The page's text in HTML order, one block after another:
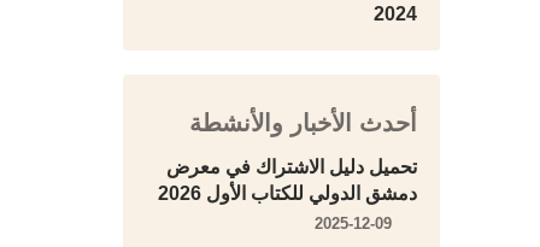
2024
أحدث الأخبار والأنشطة
تحميل دليل الاشتراك في معرض
دمشق الدولي للكتاب الأول 2026